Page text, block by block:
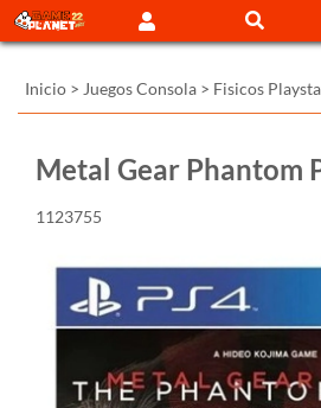
Inicio > Juegos Consola > Fisicos
Metal Gear Phantom
1123755